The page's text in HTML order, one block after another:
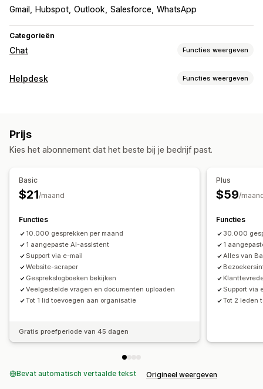
Gmail Hubspot Outlook Salesforce WhatsApp
Categorieën
Chat Functies weergeven
Berichten versturen in real time
Klantinzichten
Veelgestelde vragen
Productaanbevelingen
Updates van bestellingen
Transcript versturen
Aanpassing
Kleur en lettertype
Welkomstberichten
Chatknoppen
Helpdesk Functies weergeven
Veelgestelde vragen
Samengestelde inbox
Prijs
Kies het abonnement dat het beste bij je bedrijf past.
Basic
$21/maand
Functies
10.000 gesprekken per maand
1 aangepaste AI-assistent
Support via e-mail
Website-scraper
Gesprekslogboeken bekijken
Veelgestelde vragen en documenten uploaden
Tot 1 lid toevoegen aan organisatie
Gratis proefperiode van 45 dagen
Plus
$59/
Functies
30.000
1
Alles van
Support via
Tot 2 leden
Bevat automatisch vertaalde tekst Origineel weergeven